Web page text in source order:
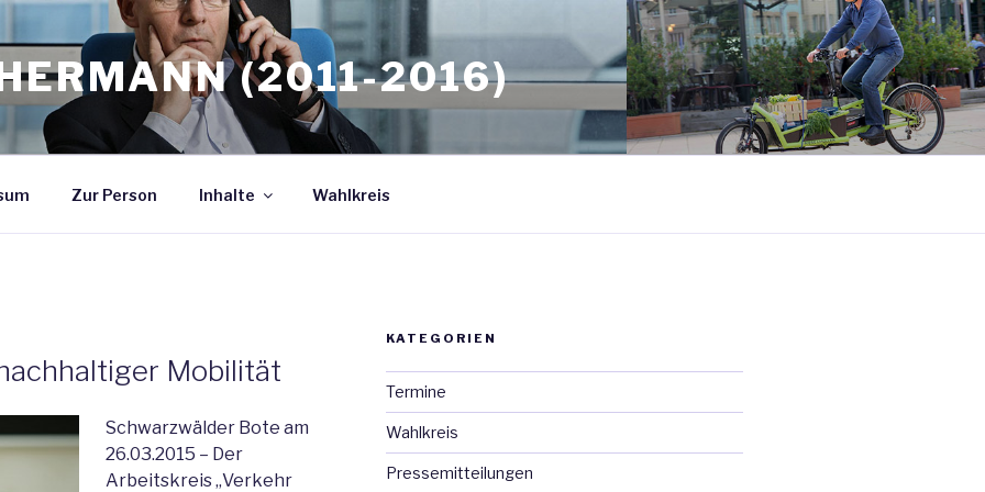
(2011-2016)
Zur Person Inhalte Wahlkreis
Mobilität
Schwarzwälder Bote am
26.03.2015 – Der
Arbeitskreis „Verkehr
KATEGORIEN
Termine
Wahlkreis
Pressemitteilungen